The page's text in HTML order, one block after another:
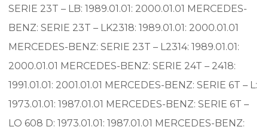
SERIE 23T – LB: 1989.01.01: 2000.01.01 MERCEDES-
BENZ: SERIE 23T – LK2318: 1989.01.01: 2000.01.01
MERCEDES-BENZ: SERIE 23T – L2314: 1989.01.01:
2000.01.01 MERCEDES-BENZ: SERIE 24T – 2418:
1991.01.01: 2001.01.01 MERCEDES-BENZ: SERIE 6T – L:
1973.01.01: 1987.01.01 MERCEDES-BENZ: SERIE 6T –
LO 608 D: 1973.01.01: 1987.01.01 MERCEDES-BENZ: